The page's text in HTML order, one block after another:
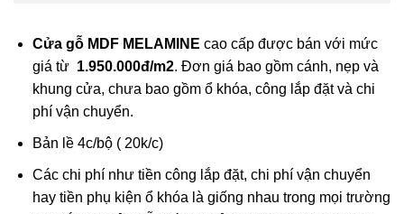
Cửa gỗ MDF MELAMINE cao cấp được bán với mức
giá từ 1.950.000đ/m2. Đơn giá bao gồm cánh, nẹp và
khung cửa, chưa bao gồm ổ khóa, công lắp đặt và chi
phí vận chuyển.
Bản lề 4c/bộ ( 20k/c)
Các chi phí như tiền công lắp đặt, chi phí vận chuyển
hay tiền phụ kiện ổ khóa là giống nhau trong mọi trường